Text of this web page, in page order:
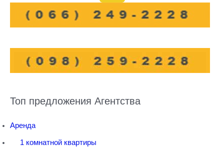
Топ предложения Агентства
Аренда
1 комнатной квартиры